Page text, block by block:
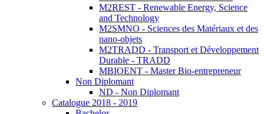
M2REST - Renewable Energy, Science
and Technology
M2SMNO - Sciences des Matériaux et des
nano-objets
M2TRADD - Transport et Développement
Durable - TRADD
MBIOENT - Master Bio-entrepreneur
Non Diplomant
ND - Non Diplomant
Catalogue 2018 - 2019